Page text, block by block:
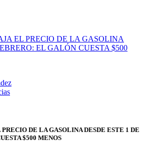
DE LA GASOLINA DESDE ESTE 1 DE
$500 MENOS